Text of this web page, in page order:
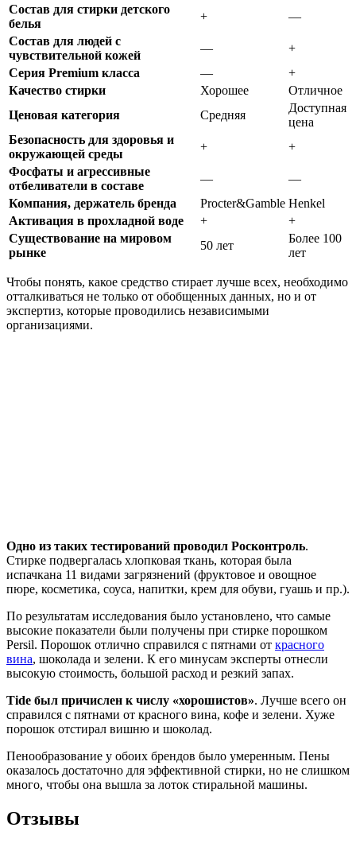
Состав для стирки детского
белья
+
—
Состав для людей с
чувствительной кожей
—
+
Серия Premium класса
—
+
Качество стирки
Хорошее
Отличное
Ценовая категория
Средняя
Доступная
цена
Безопасность для здоровья и
окружающей среды
+
+
Фосфаты и агрессивные
отбеливатели в составе
—
—
Компания, держатель бренда
Procter&Gamble Henkel
Активация в прохладной воде
+
+
Существование на мировом
рынке
50 лет
Более 100
лет
Чтобы понять, какое средство стирает лучше всех, необходимо
отталкиваться не только от обобщенных данных, но и от
экспертиз, которые проводились независимыми
организациями.
Одно из таких тестирований проводил Росконтроль.
Стирке подвергалась хлопковая ткань, которая была
испачкана 11 видами загрязнений (фруктовое и овощное
пюре, косметика, соуса, напитки, крем для обуви, гуашь и пр.).
По результатам исследования было установлено, что самые
высокие показатели были получены при стирке порошком
Persil. Порошок отлично справился с пятнами от красного
вина, шоколада и зелени. К его минусам эксперты отнесли
высокую стоимость, большой расход и резкий запах.
Tide был причислен к числу «хорошистов». Лучше всего он
справился с пятнами от красного вина, кофе и зелени. Хуже
порошок отстирал вишню и шоколад.
Пенообразование у обоих брендов было умеренным. Пены
оказалось достаточно для эффективной стирки, но не слишком
много, чтобы она вышла за лоток стиральной машины.
Отзывы